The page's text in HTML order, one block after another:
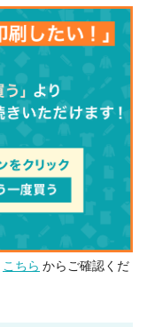
こちら からご確認くだ